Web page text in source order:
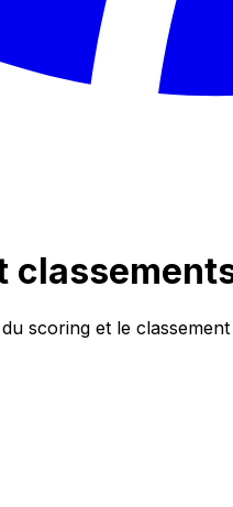
scoring et le